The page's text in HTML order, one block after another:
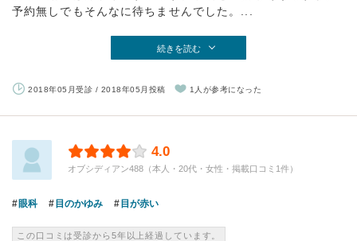
予約無しでもそんなに待ちませんでした。...
続きを読む
2018年05月受診 / 2018年05月投稿 1人が参考になった
4.0
オブシディアン488（本人・20代・女性・掲載口コミ1件）
眼科 目のかゆみ 目が赤い
この口コミは受診から5年以上経過しています。